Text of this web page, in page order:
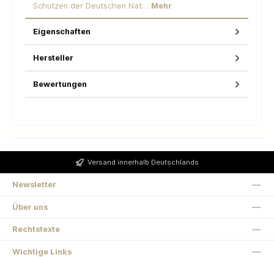
Schützen der Deutschen Nat… Mehr
Eigenschaften
Hersteller
Bewertungen
Versand innerhalb Deutschlands
Newsletter
Über uns
Rechtstexte
Wichtige Links